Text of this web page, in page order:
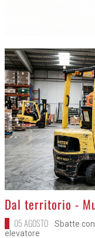
>
Dal territorio -
05 AGOSTO
Sbatte
elevatore